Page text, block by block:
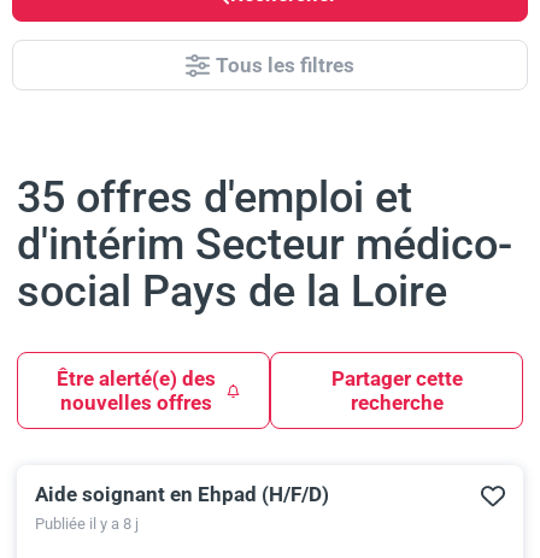
Tous les filtres
35 offres d'emploi et
d'intérim Secteur médico-
social Pays de la Loire
Être alerté(e) des
nouvelles offres
Partager cette
recherche
Results
Aide soignant en Ehpad (H/F/D)
Publiée il y a 8 j